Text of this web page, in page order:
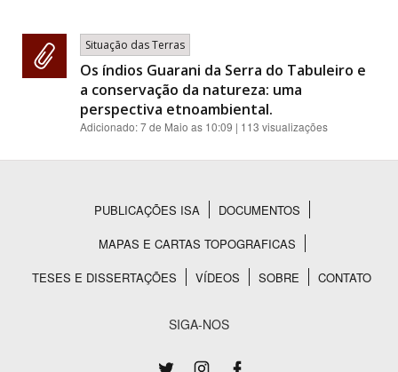
Situação das Terras
Os índios Guarani da Serra do Tabuleiro e
a conservação da natureza: uma
perspectiva etnoambiental.
Adicionado:7 de Maio as 10:09 | 113 visualizações
Rodapé
PUBLICAÇÕES ISA
DOCUMENTOS
MAPAS E CARTAS TOPOGRAFICAS
TESES E DISSERTAÇÕES
VÍDEOS SOBRE CONTATO
SIGA-NOS